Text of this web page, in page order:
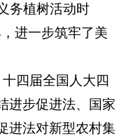
务植树活动时
进一步筑牢了美
四届全国人大四
进步促进法、国家
进法对新型农村集